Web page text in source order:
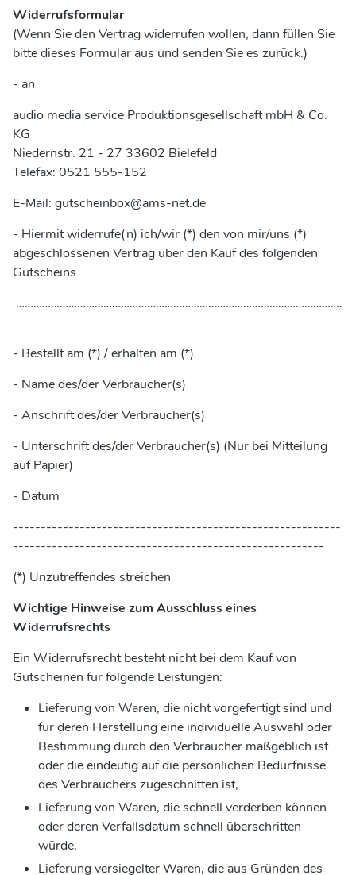
Widerrufsformular
(Wenn Sie den Vertrag widerrufen wollen, dann füllen Sie
bitte dieses Formular aus und senden Sie es zurück.)
- an
audio media service Produktionsgesellschaft mbH & Co.
KG
Niedernstr. 21 - 27 33602 Bielefeld
Telefax: 0521 555-152
E-Mail: gutscheinbox@ams-net.de
- Hiermit widerrufe(n) ich/wir (*) den von mir/uns (*)
abgeschlossenen Vertrag über den Kauf des folgenden
Gutscheins
………………………………………………………………………………………………….
- Bestellt am (*) / erhalten am (*)
- Name des/der Verbraucher(s)
- Anschrift des/der Verbraucher(s)
- Unterschrift des/der Verbraucher(s) (Nur bei Mitteilung
auf Papier)
- Datum
-----------------------------------------------------------
--------------------------------------------------------
(*) Unzutreffendes streichen
Wichtige Hinweise zum Ausschluss eines
Widerrufsrechts
Ein Widerrufsrecht besteht nicht bei dem Kauf von
Gutscheinen für folgende Leistungen:
Lieferung von Waren, die nicht vorgefertigt sind und
für deren Herstellung eine individuelle Auswahl oder
Bestimmung durch den Verbraucher maßgeblich ist
oder die eindeutig auf die persönlichen Bedürfnisse
des Verbrauchers zugeschnitten ist,
Lieferung von Waren, die schnell verderben können
oder deren Verfallsdatum schnell überschritten
würde,
Lieferung versiegelter Waren, die aus Gründen des